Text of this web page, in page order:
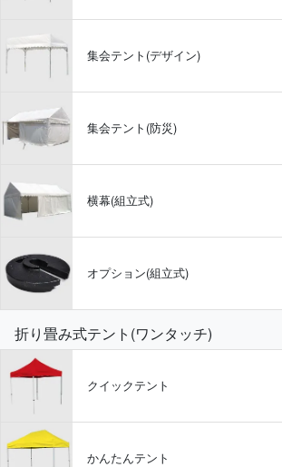
集会テント(デザイン)
集会テント(防災)
横幕(組立式)
オプション(組立式)
折り畳み式テント(ワンタッチ)
クイックテント
かんたんテント